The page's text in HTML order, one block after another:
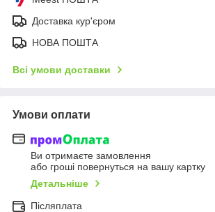
Доставка кур'єром
НОВА ПОШТА
Всі умови доставки
Умови оплати
Ви отримаєте замовлення
або гроші повернуться на вашу картку
Детальніше
Післяплата